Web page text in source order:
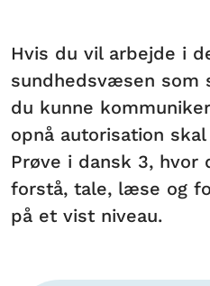
Hvis du vil arbejde i
sundhedsvæsen som
du kunne
opnå autorisation
Prøve i dansk 3, hvor
forstå, tale, læse og
på et vist niveau.